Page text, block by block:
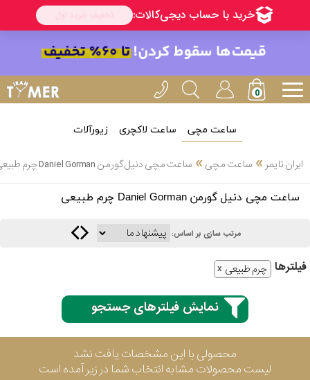
ساعت مچی ساعت لاکچری زیورآلات
ایران تایمر » ساعت مچی» ساعت مچی دنیل گورمن Daniel Gorman چرم طبیعی
ساعت مچی دنیل گورمن Daniel Gorman چرم طبیعی
مرتب سازی بر اساس:
فیلتر‌ها چرم طبیعی
نمایش فیلترهای جستجو
محصولی با این مشخصات یافت نشد
لیست محصولات مشابه انتخاب شما در زیر آمده است
بین 3
عدد
ساعته